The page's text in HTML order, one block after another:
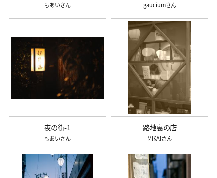
もあい gaudium
夜の街-1
もあい
路地裏の店
MIKAI